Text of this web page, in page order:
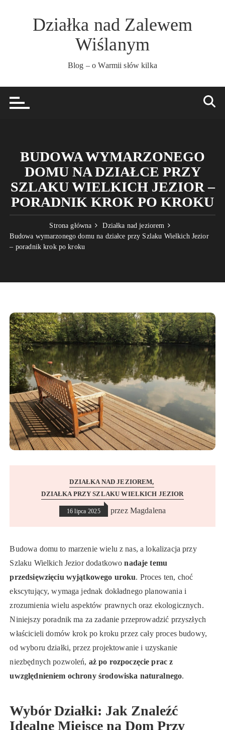
Działka nad Zalewem
Wiślanym
Blog – o Warmii słów kilka
BUDOWA WYMARZONEGO
DOMU NA DZIAŁCE PRZY
SZLAKU WIELKICH JEZIOR –
PORADNIK KROK PO KROKU
Strona główna
Działka nad jeziorem
Budowa wymarzonego domu na działce przy Szlaku Wielkich Jezior
– poradnik krok po kroku
DZIAŁKA NAD JEZIOREM
DZIAŁKA PRZY SZLAKU WIELKICH JEZIOR
16 lipca 2025 przez Magdalena
Budowa domu to marzenie wielu z nas, a lokalizacja przy
Szlaku Wielkich Jezior dodatkowonadaje temu
przedsięwzięciu wyjątkowego uroku. Proces ten, choć
ekscytujący, wymaga jednak dokładnego planowania i
zrozumienia wielu aspektów prawnych oraz ekologicznych.
Niniejszy poradnik ma za zadanie przeprowadzić przyszłych
właścicieli domów krok po kroku przez cały proces budowy,
od wyboru działki, przez projektowanie i uzyskanie
niezbędnych pozwoleń, aż po rozpoczęcie prac z
uwzględnieniem ochrony środowiska naturalnego.
Wybór Działki: Jak Znaleźć
Idealne Miejsce na Dom Przy